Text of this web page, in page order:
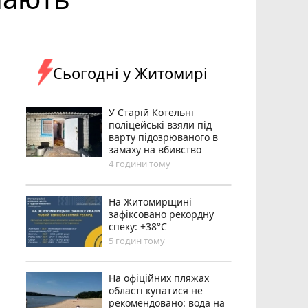
Сьогодні у Житомирі
У Старій Котельні
поліцейські взяли під
варту підозрюваного в
замаху на вбивство
4 години тому
Н️а Житомирщині
зафіксовано рекордну
спеку: +38°C
5 годин тому
На офіційних пляжах
області купатися не
рекомендовано: вода на